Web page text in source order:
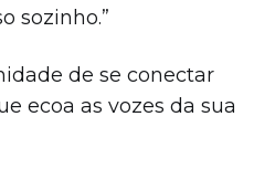
sozinho.”
de se conectar
ecoa as vozes da sua